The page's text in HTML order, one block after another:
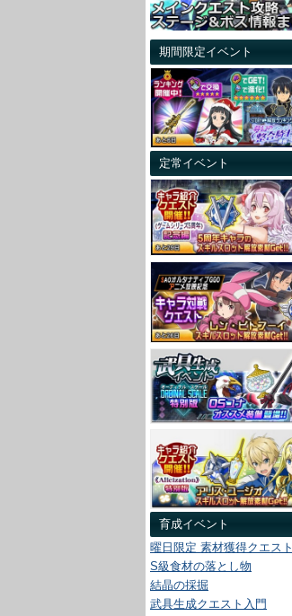
期間限定イベント
定常イベント
育成イベント
曜日限定 素材獲得クエスト
S級食材の落とし物
結晶の採掘
武具生成クエスト入門